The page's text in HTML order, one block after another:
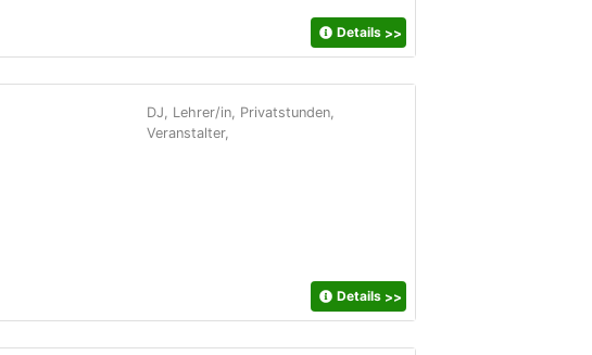
Details >>
DJ, Lehrer/in, Privatstunden,
Veranstalter,
Details >>